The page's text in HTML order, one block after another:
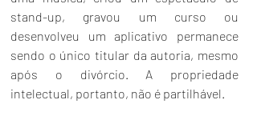
stand-up, gravou um curso ou
desenvolveu um aplicativo permanece
sendo o único titular da autoria, mesmo
após o divórcio. A propriedade
intelectual, portanto, não é partilhável.